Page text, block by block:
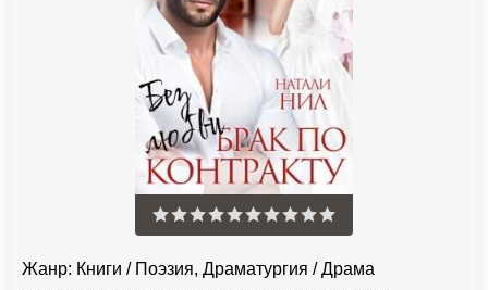
Жанр: Книги / Поэзия, Драматургия /Драма